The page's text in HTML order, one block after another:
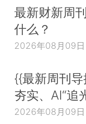
最新财新周
什么？
2026年08月09日
{{最新周刊
夯实、AI“追
2026年08月09日